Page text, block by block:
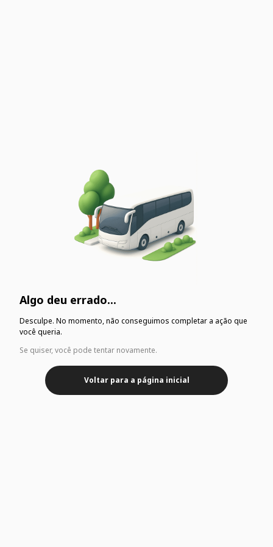
Algo deu errado...
Desculpe. No momento, não conseguimos completar a ação que
você queria.
Se quiser, você pode tentar novamente.
Voltar para a página inicial